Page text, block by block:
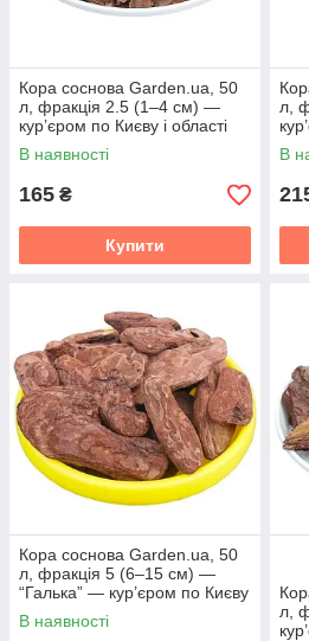
Кора соснова Garden.ua, 50
л, фракція 2.5 (1–4 см) —
кур’єром по Києву і області
В наявності
165 ₴
Купити
л,
В
Кора соснова Garden.ua, 50
л, фракція 5 (6–15 см) —
“Галька” — кур’єром по Києву
і області
В наявності
л,